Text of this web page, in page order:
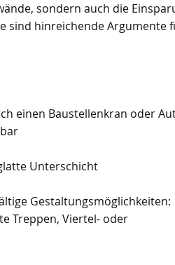
sondern auch die
sind hinreichende Argumente
einen Baustellenkran oder
Unterschicht
Gestaltungsmöglichkeiten:
Treppen, Viertel- oder